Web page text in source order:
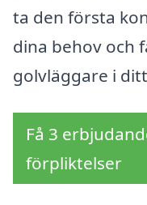
ta den första
dina behov och
golvläggare i
Få 3
förpliktelser